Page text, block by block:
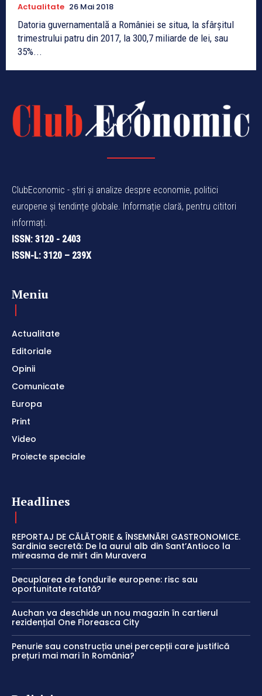
Actualitate 26 Mai 2018
Datoria guvernamentală a României se situa, la sfârșitul
trimestrului patru din 2017, la 300,7 miliarde de lei, sau
35%...
ClubEconomic - știri și analize despre economie, politici
europene și tendințe globale. Informație clară, pentru cititori
informați.
ISSN: 3120 - 2403
ISSN-L: 3120 – 239X
Meniu
Actualitate
Editoriale
Opinii
Comunicate
Europa
Print
Video
Proiecte speciale
Headlines
REPORTAJ DE CĂLĂTORIE & ÎNSEMNĂRI GASTRONOMICE.
Sardinia secretă: De la aurul alb din Sant’Antioco la
mireasma de mirt din Muravera
Decuplarea de fondurile europene: risc sau
oportunitate ratată?
Auchan va deschide un nou magazin în cartierul
rezidențial One Floreasca City
Penurie sau construcția unei percepții care justifică
prețuri mai mari în România?